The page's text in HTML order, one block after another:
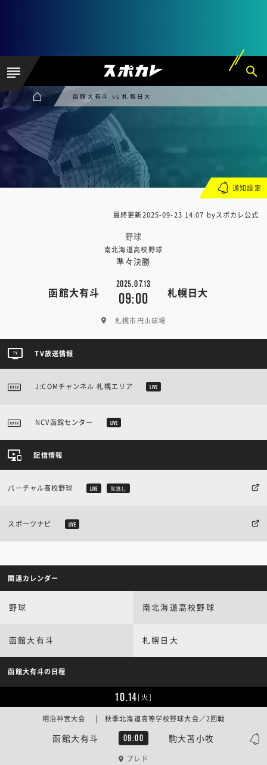
函館大有斗 vs 札幌日大
最終更新2025-09-23 14:07 byスポカレ公式
野球
南北海道高校野球
準々決勝
函館大有斗
2025.07.13
09:00 札幌日大
札幌市円山球場
通知設定
TV放送情報
J:COMチャンネル 札幌エリア LIVE
NCV函館センター LIVE
配信情報
バーチャル高校野球 LIVE 見逃し
スポーツナビ LIVE
関連カレンダー
野球 南北海道高校野球
函館大有斗 札幌日大
函館大有斗の日程
10.14[火]
函館大有斗 09:00 駒大苫小牧
明治神宮大会 | 秋季北海道高等学校野球大会／2回戦
プレド